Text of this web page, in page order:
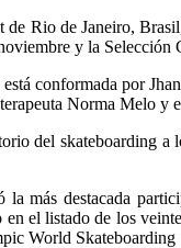
Rio de Janeiro,
y la Selección
conformada por
Norma Melo y
del skateboarding a
la más destacada
en el listado de los
World